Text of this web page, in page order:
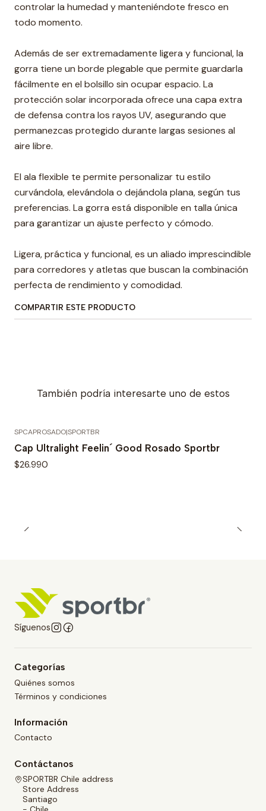
controlar la humedad y manteniéndote fresco en
todo momento.
Además de ser extremadamente ligera y funcional, la
gorra tiene un borde plegable que permite guardarla
fácilmente en el bolsillo sin ocupar espacio. La
protección solar incorporada ofrece una capa extra
de defensa contra los rayos UV, asegurando que
permanezcas protegido durante largas sesiones al
aire libre.
El ala flexible te permite personalizar tu estilo
curvándola, elevándola o dejándola plana, según tus
preferencias. La gorra está disponible en talla única
para garantizar un ajuste perfecto y cómodo.
Ligera, práctica y funcional, es un aliado imprescindible
para corredores y atletas que buscan la combinación
perfecta de rendimiento y comodidad.
COMPARTIR ESTE PRODUCTO
También podría interesarte uno de estos
SPCAPROSADO|SPORTBR
Cap Ultralight Feelin´ Good Rosado Sportbr
$26.990
Síguenos
Categorías
Quiénes somos
Términos y condiciones
Información
Contacto
Contáctanos
SPORTBR Chile address
Store Address
Santiago